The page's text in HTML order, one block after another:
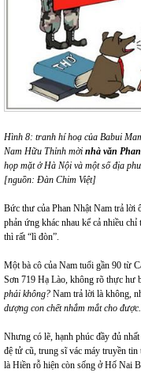
Hình 8: tranh hí hoạ của Babui
Nam Hữu Thỉnh mời nhà văn
họp mặt ở Hà Nội và một số địa
[nguồn: Đàn Chim Việt]
Bức thư của Phan Nhật Nam trả
phản ứng khác nhau kể cả nhiều
thì rất “lì đòn”.
Một bà cô của Nam tuổi gần 90 từ
Sơn 719 Hạ Lào, không rõ thực hư
phải không? Nam trả lời là không,
dượng con chết nhắm mắt cho
Nhưng có lẽ, hạnh phúc đầy đủ
đệ tử cũ, trung sĩ vác máy truyền
là Hiền rỗ hiện còn sống ở Hố Nai